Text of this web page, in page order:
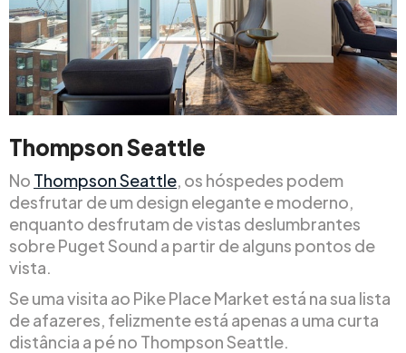
Thompson Seattle
No Thompson Seattle , os hóspedes podem
desfrutar de um design elegante e moderno,
enquanto desfrutam de vistas deslumbrantes
sobre Puget Sound a partir de alguns pontos de
vista.
Se uma visita ao Pike Place Market está na sua lista
de afazeres, felizmente está apenas a uma curta
distância a pé no Thompson Seattle.